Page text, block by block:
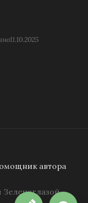
11.10.2025
автора
Зеленоглазой